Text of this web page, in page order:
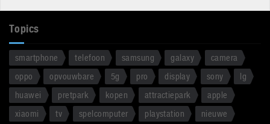
Topics
smartphone telefoon samsung galaxy
camera
oppo
opvouwbare 5g pro display sony
lg
huawei
pretpark kopen attractiepark
apple
xiaomi
tv spelcomputer playstation
nieuwe